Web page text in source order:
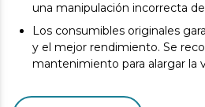
una manipulación incorrecta
Los consumibles originales
y el mejor rendimiento. Se
mantenimiento para alargar la